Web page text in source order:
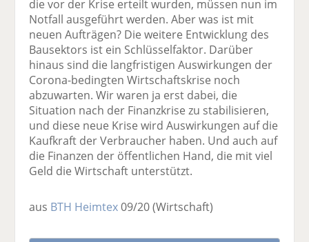
die vor der Krise erteilt wurden, müssen nun im
Notfall ausgeführt werden. Aber was ist mit
neuen Aufträgen? Die weitere Entwicklung des
Bausektors ist ein Schlüsselfaktor. Darüber
hinaus sind die langfristigen Auswirkungen der
Corona-bedingten Wirtschaftskrise noch
abzuwarten. Wir waren ja erst dabei, die
Situation nach der Finanzkrise zu stabilisieren,
und diese neue Krise wird Auswirkungen auf die
Kaufkraft der Verbraucher haben. Und auch auf
die Finanzen der öffentlichen Hand, die mit viel
Geld die Wirtschaft unterstützt.
aus BTH Heimtex09/20(Wirtschaft)